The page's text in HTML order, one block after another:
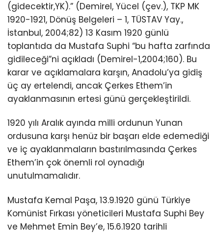
(gidecektir,YK).” (Demirel, Yücel (çev.), TKP MK
1920-1921, Dönüş Belgeleri – 1, TÜSTAV Yay.,
İstanbul, 2004;82) 13 Kasım 1920 günlü
toplantıda da Mustafa Suphi “bu hafta zarfında
gidileceği”ni açıkladı (Demirel-1,2004;160). Bu
karar ve açıklamalara karşın, Anadolu’ya gidiş
üç ay ertelendi, ancak Çerkes Ethem’in
ayaklanmasının ertesi günü gerçekleştirildi.
1920 yılı Aralık ayında milli ordunun Yunan
ordusuna karşı henüz bir başarı elde edemediği
ve iç ayaklanmaların bastırılmasında Çerkes
Ethem’in çok önemli rol oynadığı
unutulmamalıdır.
Mustafa Kemal Paşa, 13.9.1920 günü Türkiye
Komünist Fırkası yöneticileri Mustafa Suphi Bey
ve Mehmet Emin Bey’e, 15.6.1920 tarihli